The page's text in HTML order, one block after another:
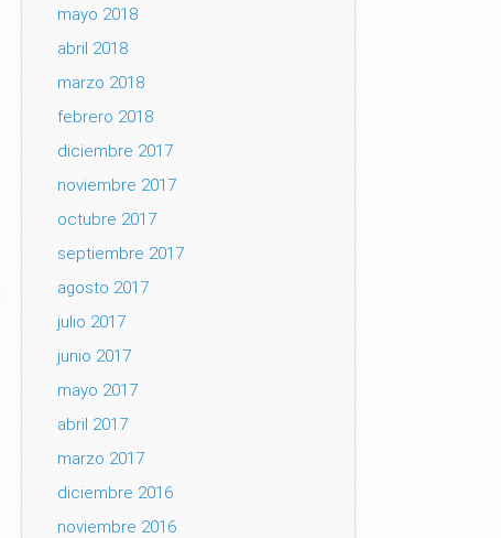
mayo 2018
abril 2018
marzo 2018
febrero 2018
diciembre 2017
noviembre 2017
octubre 2017
septiembre 2017
agosto 2017
julio 2017
junio 2017
mayo 2017
abril 2017
marzo 2017
diciembre 2016
noviembre 2016